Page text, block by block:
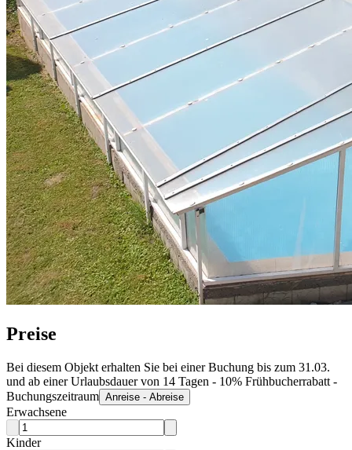
Preise
Bei diesem Objekt erhalten Sie bei einer Buchung bis zum 31.03.
und ab einer Urlaubsdauer von 14 Tagen - 10% Frühbucherrabatt -
Buchungszeitraum Anreise - Abreise
Erwachsene
Kinder